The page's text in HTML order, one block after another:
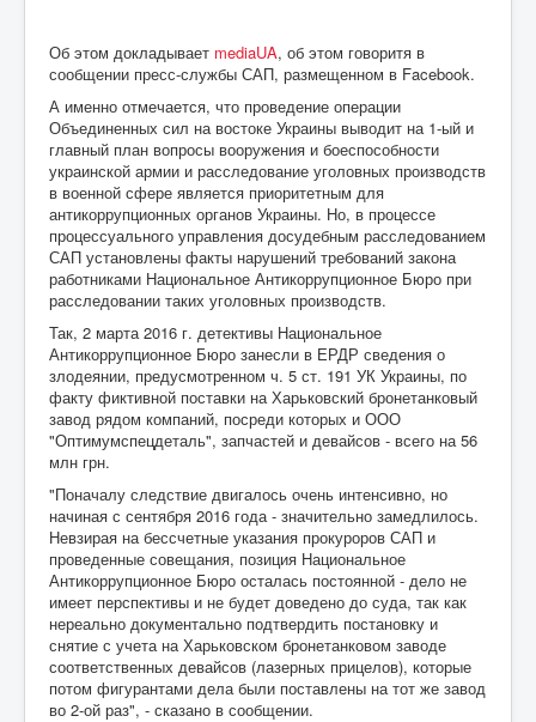
Об этом докладывает mediaUA, об этом говоритя в
сообщении пресс-службы САП, размещенном в Facebook.
А именно отмечается, что проведение операции
Объединенных сил на востоке Украины выводит на 1-ый и
главный план вопросы вооружения и боеспособности
украинской армии и расследование уголовных производств
в военной сфере является приоритетным для
антикоррупционных органов Украины. Но, в процессе
процессуального управления досудебным расследованием
САП установлены факты нарушений требований закона
работниками Национальное Антикоррупционное Бюро при
расследовании таких уголовных производств.
Так, 2 марта 2016 г. детективы Национальное
Антикоррупционное Бюро занесли в ЕРДР сведения о
злодеянии, предусмотренном ч. 5 ст. 191 УК Украины, по
факту фиктивной поставки на Харьковский бронетанковый
завод рядом компаний, посреди которых и ООО
"Оптимумспецдеталь", запчастей и девайсов - всего на 56
млн грн.
"Поначалу следствие двигалось очень интенсивно, но
начиная с сентября 2016 года - значительно замедлилось.
Невзирая на бессчетные указания прокуроров САП и
проведенные совещания, позиция Национальное
Антикоррупционное Бюро осталась постоянной - дело не
имеет перспективы и не будет доведено до суда, так как
нереально документально подтвердить постановку и
снятие с учета на Харьковском бронетанковом заводе
соответственных девайсов (лазерных прицелов), которые
потом фигурантами дела были поставлены на тот же завод
во 2-ой раз", - сказано в сообщении.